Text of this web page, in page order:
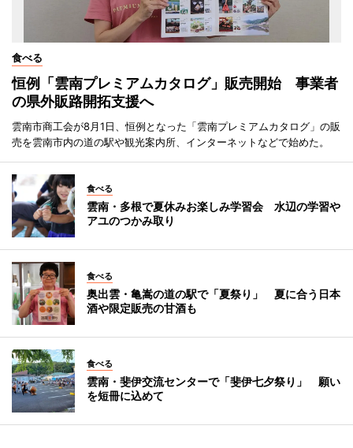
食べる
恒例「雲南プレミアムカタログ」販売開始 事業者
の県外販路開拓支援へ
雲南市商工会が8月1日、恒例となった「雲南プレミアムカタログ」の販
売を雲南市内の道の駅や観光案内所、インターネットなどで始めた。
食べる
雲南・多根で夏休みお楽しみ学習会 水辺の学習や
アユのつかみ取り
食べる
奥出雲・亀嵩の道の駅で「夏祭り」 夏に合う日本
酒や限定販売の甘酒も
食べる
雲南・斐伊交流センターで「斐伊七夕祭り」 願い
を短冊に込めて